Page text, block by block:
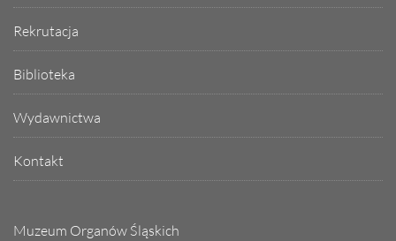
Rekrutacja
Biblioteka
Wydawnictwa
Kontakt
Muzeum Organów Śląskich